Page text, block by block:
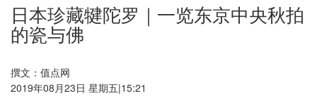
日本珍藏犍陀罗｜一览东京中央秋拍
的瓷与佛
撰文：值点网
2019年08月23日 星期五|15:21